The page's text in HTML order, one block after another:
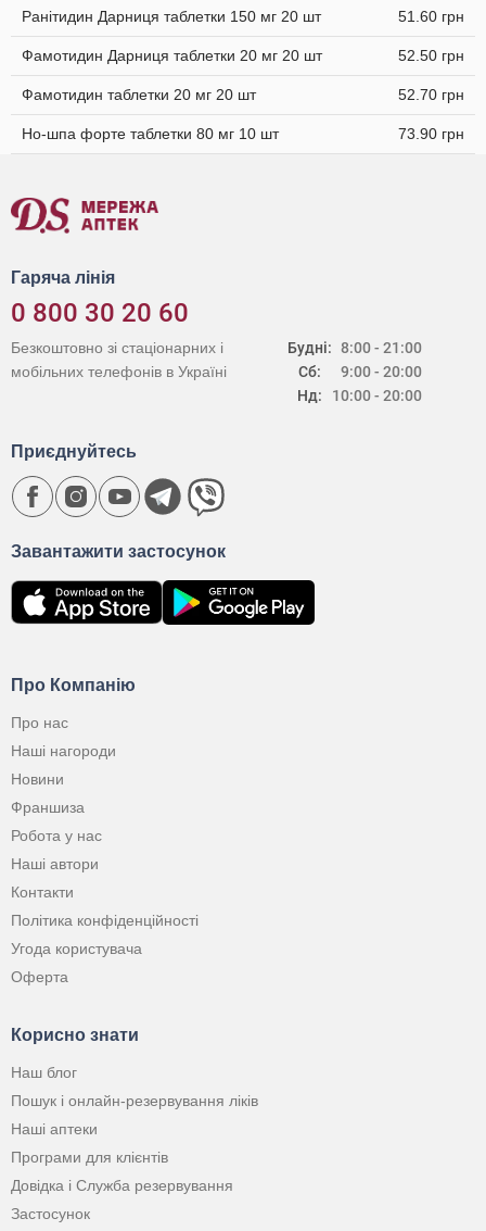
Ранітидин Дарниця таблетки 150 мг 20 шт 51.60 грн
Фамотидин Дарниця таблетки 20 мг 20 шт 52.50 грн
Фамотидин таблетки 20 мг 20 шт 52.70 грн
Но-шпа форте таблетки 80 мг 10 шт 73.90 грн
Гаряча лінія
0 800 30 20 60
Будні:
Сб:
Нд:
8:00 - 21:00
9:00 - 20:00
10:00 - 20:00
Безкоштовно зі стаціонарних і
мобільних телефонів в Україні
Про Компанію
Про нас
Наші нагороди
Новини
Франшиза
Робота у нас
Наші автори
Контакти
Політика конфіденційності
Угода користувача
Оферта
Корисно знати
Наш блог
Пошук і онлайн-резервування ліків
Наші аптеки
Програми для клієнтів
Довідка і Служба резервування
Застосунок
Завантажити застосунок
Приєднуйтесь